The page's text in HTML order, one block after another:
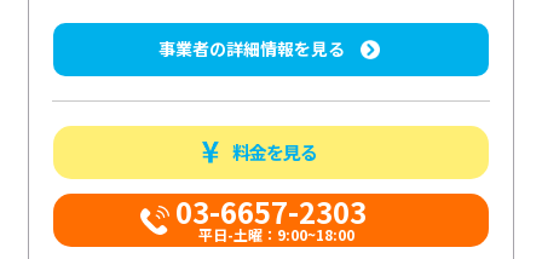
事業者の詳細情報を見る
料金を見る
03-6657-2303
平日-土曜：9:00~18:00